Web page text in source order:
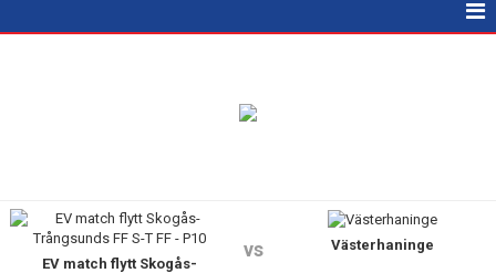
MATCHER
EV match flytt Skogås-
vs Västerhaninge